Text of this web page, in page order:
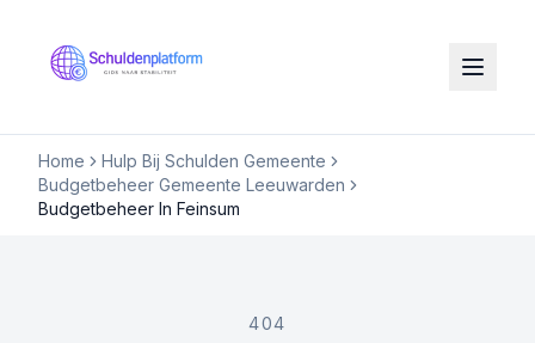
Home
Hulp Bij Schulden Gemeente
Budgetbeheer Gemeente Leeuwarden
Budgetbeheer In Feinsum
404